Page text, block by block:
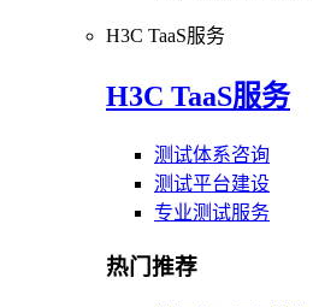
H3C TaaS服务
H3C TaaS服务
测试体系咨询
测试平台建设
专业测试服务
热门推荐